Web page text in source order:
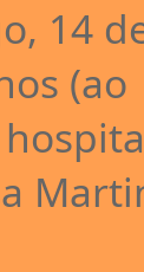
14
(ao